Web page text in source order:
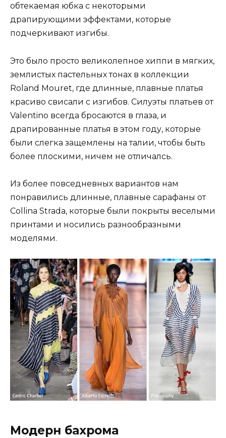
обтекаемая юбка с некоторыми
драпирующими эффектами, которые
подчеркивают изгибы.
Это было просто великолепное хиппи в мягких,
землистых пастельных тонах в коллекции
Roland Mouret, где длинные, плавные платья
красиво свисали с изгибов. Силуэты платьев от
Valentino всегда бросаются в глаза, и
драпированные платья в этом году, которые
были слегка защемлены на талии, чтобы быть
более плоскими, ничем не отличалсь.
Из более повседневных вариантов нам
понравились длинные, плавные сарафаны от
Collina Strada, которые были покрыты веселыми
принтами и носились разнообразными
моделями.
Модерн бахрома